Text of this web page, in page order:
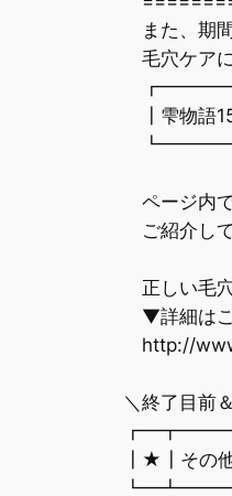
また、期
毛穴ケア
┃雫物語
ページ内
ご紹介して
正しい毛
▼詳細は
http://
＼終了目前
┃★┃その他